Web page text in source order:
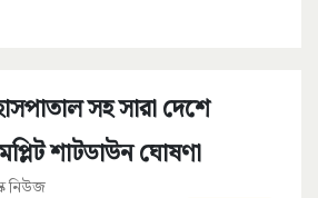
সহ সারা দেশে
শাটডাউন ঘোষণা
নিউজ